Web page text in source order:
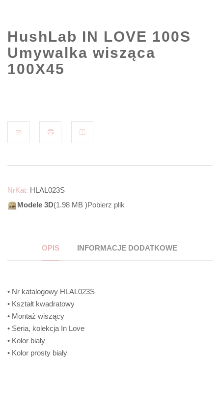
HushLab IN LOVE 100S
Umywalka wisząca
100X45
NrKat: HLAL023S
Modele 3D(1.98 MB )Pobierz plik
OPIS INFORMACJE DODATKOWE
• Nr katalogowy HLAL023S
• Kształt kwadratowy
• Montaż wiszący
• Seria, kolekcja In Love
• Kolor biały
• Kolor prosty biały